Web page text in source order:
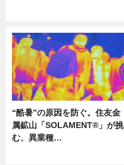
“酷暑”の原因を防ぐ。住友金
属鉱山「SOLAMENT®」が挑
む、異業種…